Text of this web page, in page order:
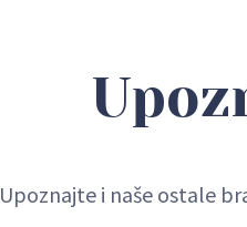
Upoznajte i naše ostale